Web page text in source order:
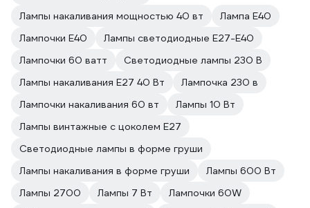
Лампы накаливания мощностью 40 вт
Лампа E40
Лампочки E40
Лампы светодиодные E27-E40
Лампочки 60 ватт
Светодиодные лампы 230 В
Лампы накаливания E27 40 Вт
Лампочка 230 в
Лампочки накаливания 60 вт
Лампы 10 Вт
Лампы винтажные с цоколем E27
Светодиодные лампы в форме груши
Лампы накаливания в форме груши
Лампы 600 Вт
Лампы 2700
Лампы 7 Вт
Лампочки 60W